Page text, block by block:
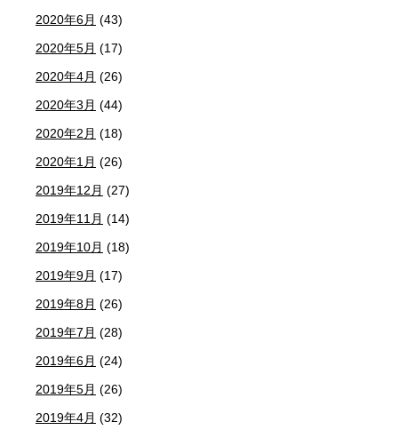
2020年6月 (43)
2020年5月 (17)
2020年4月 (26)
2020年3月 (44)
2020年2月 (18)
2020年1月 (26)
2019年12月 (27)
2019年11月 (14)
2019年10月 (18)
2019年9月 (17)
2019年8月 (26)
2019年7月 (28)
2019年6月 (24)
2019年5月 (26)
2019年4月 (32)